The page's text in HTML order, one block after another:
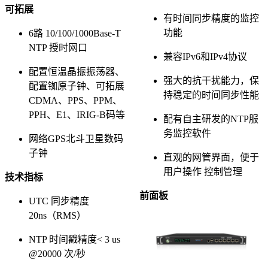
可拓展
6路 10/100/1000Base-T
NTP 授时网口
配置恒温晶振振荡器、
配置铷原子钟、可拓展
CDMA、PPS、PPM、
PPH、E1、IRIG-B码等
网络GPS北斗卫星数码
子钟
技术指标
UTC 同步精度
20ns（RMS）
NTP 时间戳精度< 3 us
@20000 次/秒
有时间同步精度的监控
功能
兼容IPv6和IPv4协议
强大的抗干扰能力，保
持稳定的时间同步性能
配有自主研发的NTP服
务监控软件
直观的网管界面，便于
用户操作 控制管理
前面板